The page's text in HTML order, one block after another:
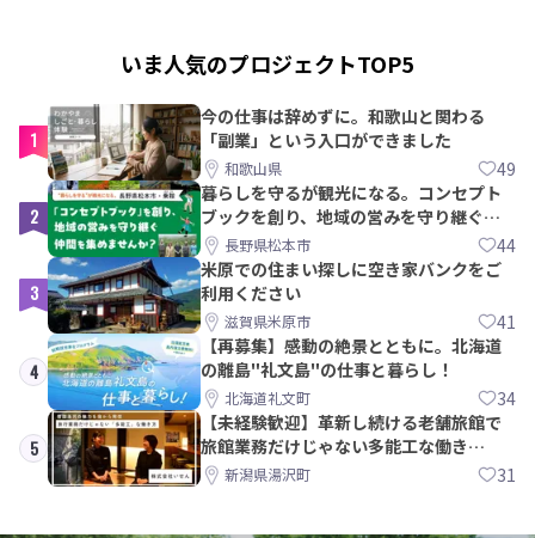
いま人気のプロジェクトTOP5
1
今の仕事は辞めずに。和歌山と関わる
「副業」という入口ができました
和歌山県 49
2
暮らしを守るが観光になる。コンセプト
ブックを創り、地域の営みを守り継ぐ仲
間を集めませんか？
長野県松本市 44
3
米原での住まい探しに空き家バンクをご
利用ください
滋賀県米原市 41
4
【再募集】感動の絶景とともに。北海道
の離島"礼文島"の仕事と暮らし！
北海道礼文町 34
5
【未経験歓迎】革新し続ける老舗旅館で
旅館業務だけじゃない多能工な働き
方。 株式会社いせん
新潟県湯沢町 31